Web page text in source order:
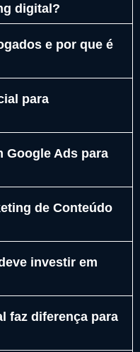
digital?
e por que é
para
Google Ads para
de Conteúdo
investir em
faz diferença para